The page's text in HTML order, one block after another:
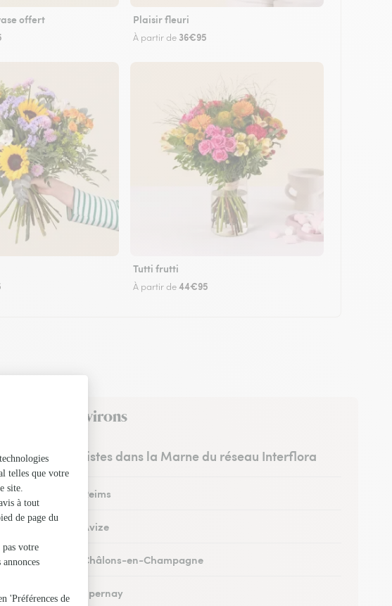
offert Plaisir fleuri
À partir de 36€95
Tutti frutti
À partir de44€95
ses environs
Les fleuristes dans la Marne du réseau Interflora
Fleuristes à Reims
Fleuristes à Avize
Fleuristes à Châlons-en-Champagne
Fleuristes à Épernay